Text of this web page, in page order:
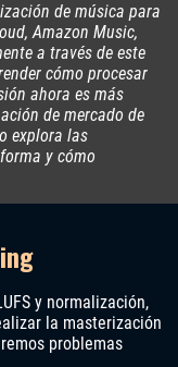
de música para
Amazon Music,
a través de este
cómo procesar
ahora es más
de mercado de
explora las
y cómo
y normalización,
la masterización
problemas